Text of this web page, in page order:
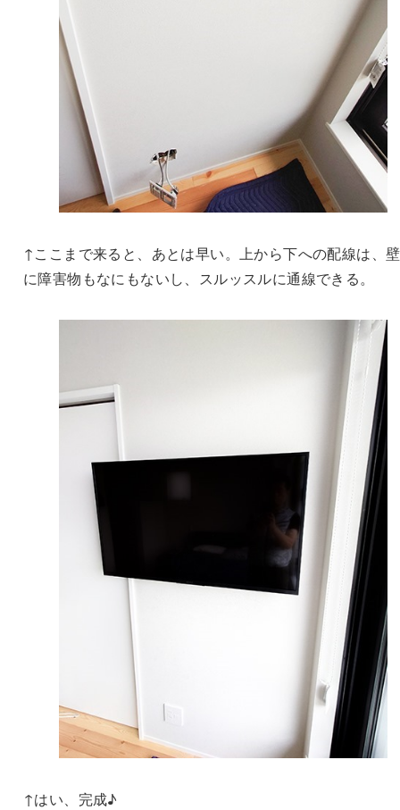
↑ここまで来ると、あとは早い。上から下への配線は、
に障害物もなにもないし、スルッスルに通線できる。
↑はい、完成♪